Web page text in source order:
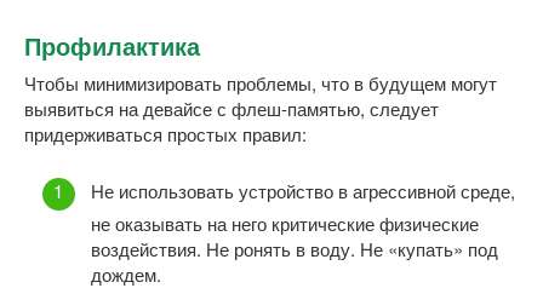
Профилактика
Чтобы минимизировать проблемы, что в будущем могут
выявиться на девайсе с флеш-памятью, следует
придерживаться простых правил:
Не использовать устройство в агрессивной среде,
не оказывать на него критические физические
воздействия. Не ронять в воду. Не «купать» под
дождем.